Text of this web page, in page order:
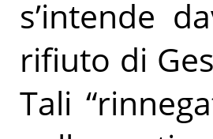
s’intende
rifiuto di
Tali